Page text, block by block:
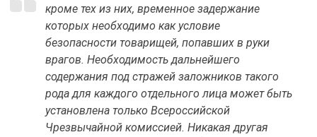
кроме тех из них, временное задержание
которых необходимо как условие
безопасности товарищей, попавших в руки
врагов. Необходимость дальнейшего
содержания под стражей заложников такого
рода для каждого отдельного лица может быть
установлена только Всероссийской
Чрезвычайной комиссией. Никакая другая